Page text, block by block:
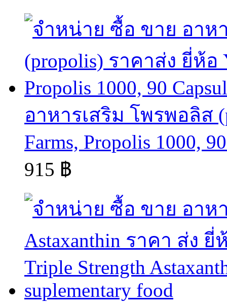
อาหารเสริม โพรพอลิส
Farms, Propolis 1000,
915 ฿